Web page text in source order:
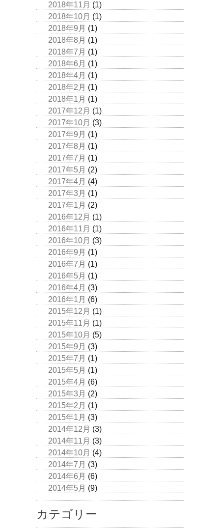
2018年11月 (1)
2018年10月 (1)
2018年9月 (1)
2018年8月 (1)
2018年7月 (1)
2018年6月 (1)
2018年4月 (1)
2018年2月 (1)
2018年1月 (1)
2017年12月 (1)
2017年10月 (3)
2017年9月 (1)
2017年8月 (1)
2017年7月 (1)
2017年5月 (2)
2017年4月 (4)
2017年3月 (1)
2017年1月 (2)
2016年12月 (1)
2016年11月 (1)
2016年10月 (3)
2016年9月 (1)
2016年7月 (1)
2016年5月 (1)
2016年4月 (3)
2016年1月 (6)
2015年12月 (1)
2015年11月 (1)
2015年10月 (5)
2015年9月 (3)
2015年7月 (1)
2015年5月 (1)
2015年4月 (6)
2015年3月 (2)
2015年2月 (1)
2015年1月 (3)
2014年12月 (3)
2014年11月 (3)
2014年10月 (4)
2014年7月 (3)
2014年6月 (6)
2014年5月 (9)
カテゴリー